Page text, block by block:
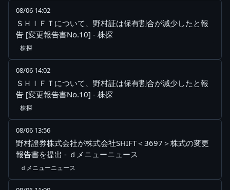
08/06 14:02
ＳＨＩＦＴについて、野村証は保有割合が減少したと報
告 [変更報告書No.10] - 株探
株探
08/06 14:02
ＳＨＩＦＴについて、野村証は保有割合が減少したと報
告 [変更報告書No.10] - 株探
株探
08/06 13:56
野村證券株式会社が株式会社SHIFT＜3697＞株式の変更
報告書を提出 - ｄメニューニュース
ｄメニューニュース